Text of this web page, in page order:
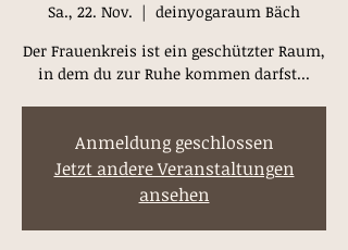
Sa., 22. Nov.
  |
deinyogaraum Bäch
Der Frauenkreis ist ein geschützter Raum,
in dem du zur Ruhe kommen darfst...
Anmeldung geschlossen
Jetzt andere Veranstaltungen
ansehen